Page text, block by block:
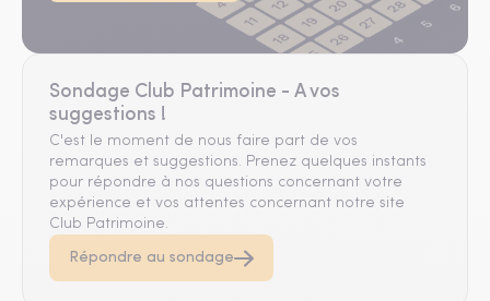
Sondage Club Patrimoine - A vos
suggestions !
C'est le moment de nous faire part de vos
remarques et suggestions. Prenez quelques instants
pour répondre à nos questions concernant votre
expérience et vos attentes concernant notre site
Club Patrimoine.
Répondre au sondage